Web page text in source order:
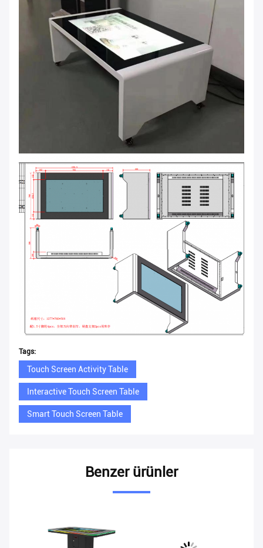
Tags:
Touch Screen Activity Table
Interactive Touch Screen Table
Smart Touch Screen Table
Benzer ürünler